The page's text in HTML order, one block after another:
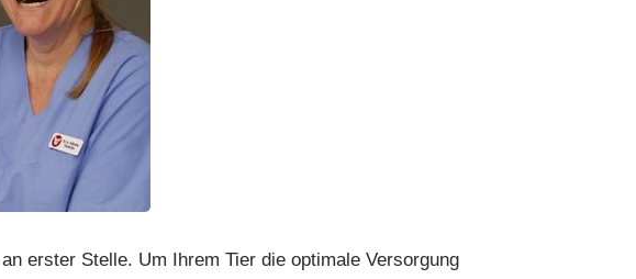
erster Stelle. Um Ihrem Tier die optimale Versorgung